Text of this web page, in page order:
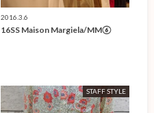
2016.3.6
16SS Maison Margiela/MM⑥
STAFF STYLE